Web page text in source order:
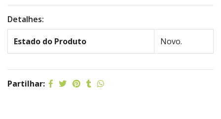
Detalhes:
Estado do Produto Novo.
Partilhar: